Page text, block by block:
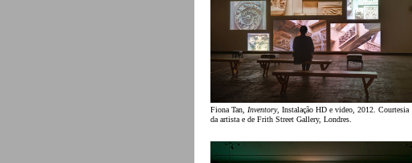
Fiona Tan, Inventory, Instalação HD e video, 2012. Courtesia
da artista e de Frith Street Gallery, Londres.